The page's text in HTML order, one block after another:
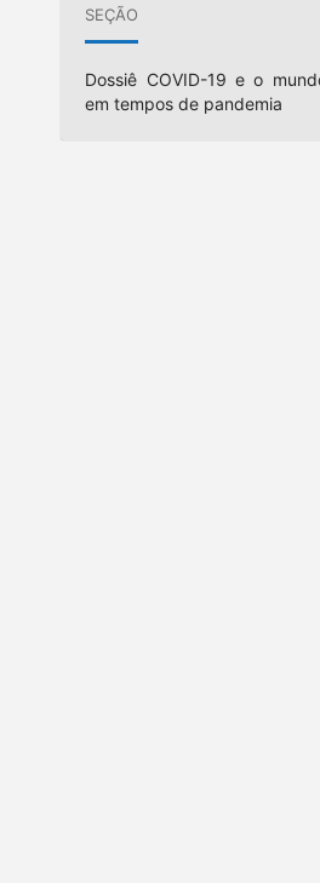
SEÇÃO
Dossiê COVID-19 e o
em tempos de pandemia